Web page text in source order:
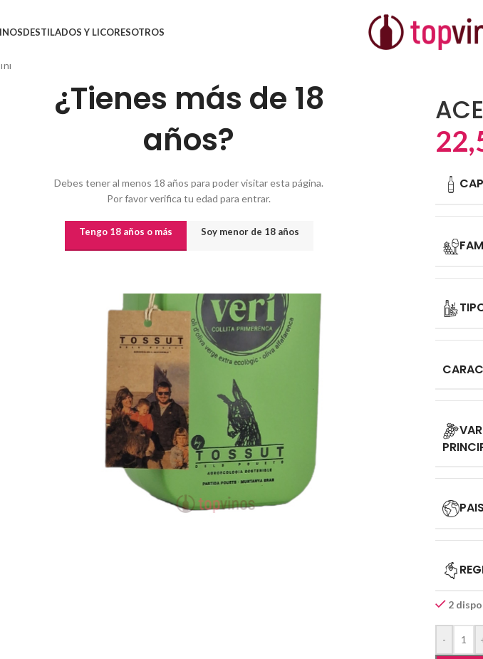
¿Tienes más de 18
años?
Debes tener al menos 18 años para poder visitar esta página.
Por favor verifica tu edad para entrar.
Tengo 18 años o más Soy menor de 18 años
DESTILADOS Y LICORESOTROS
Inicio
PAIS
2
-